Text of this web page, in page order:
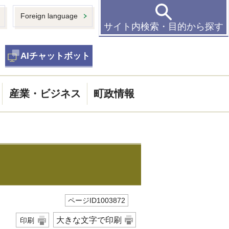
Foreign language
AIチャットボット
サイト内検索・目的から探す
産業・ビジネス 町政情報
ページID1003872
印刷 大きな文字で印刷